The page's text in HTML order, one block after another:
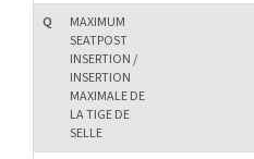
Q
MAXIMUM
SEATPOST
INSERTION /
INSERTION
MAXIMALE DE
LA TIGE DE
SELLE